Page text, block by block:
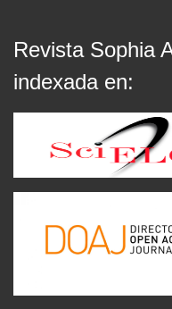
Revista Sophia
indexada en: